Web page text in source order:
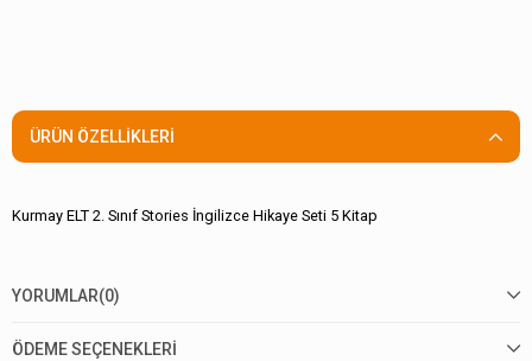
ÜRÜN ÖZELLIKLERI
Kurmay ELT 2. Sınıf Stories İngilizce Hikaye Seti 5 Kitap
YORUMLAR(0)
ÖDEME SEÇENEKLERI